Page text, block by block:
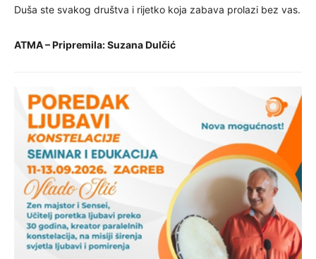
Duša ste svakog društva i rijetko koja zabava prolazi bez vas.
ATMA – Pripremila: Suzana Dulčić